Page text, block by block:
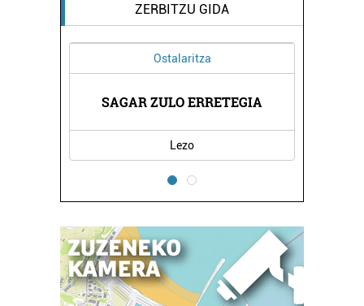
ZERBITZU GIDA
Ostalaritza
SAGAR ZULO ERRETEGIA
Lezo